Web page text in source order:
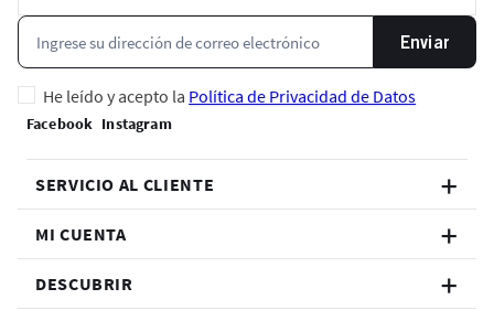
Enviar
He leído y acepto la Política de Privacidad de Datos
SERVICIO AL CLIENTE
MI CUENTA
DESCUBRIR